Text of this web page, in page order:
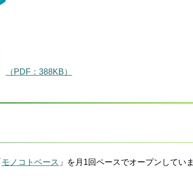
（PDF：388KB）
モノコトベース 」を月1回ペースでオープンしていま